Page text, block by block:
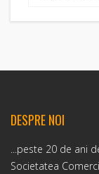
DESPRE NOI
...peste 20 de ani
Societatea